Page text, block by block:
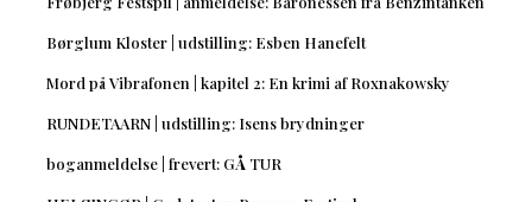
Børglum Kloster | udstilling: Esben Hanefelt
Mord på Vibrafonen | kapitel 2: En krimi af Roxnakowsky
RUNDETAARN | udstilling: Isens brydninger
boganmeldelse | frevert: GÅ TUR